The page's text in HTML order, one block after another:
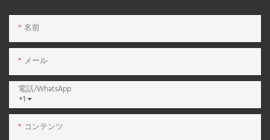
名前
メール
+1
電話/WhatsApp
コンテンツ